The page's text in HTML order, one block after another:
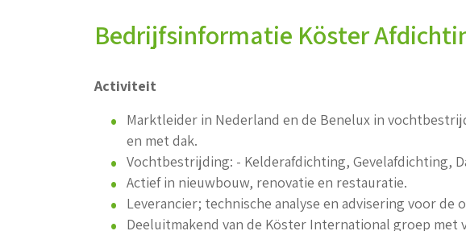
Bedrijfsinformatie Köster
Activiteit
Marktleider in Nederland en de Benelux in
en met dak.
Vochtbestrijding: - Kelderafdichting, Gevelafdichting,
Actief in nieuwbouw, renovatie en restauratie.
Leverancier; technische analyse en advisering voor de
Deeluitmakend van de Köster International groep met